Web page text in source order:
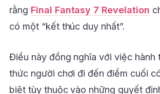
rằng Final Fantasy 7 Revelation
có một “kết thúc duy nhất”.
Điều này đồng nghĩa với việc hành
thức người chơi đi đến điểm cuối
biệt tùy thuộc vào những quyết